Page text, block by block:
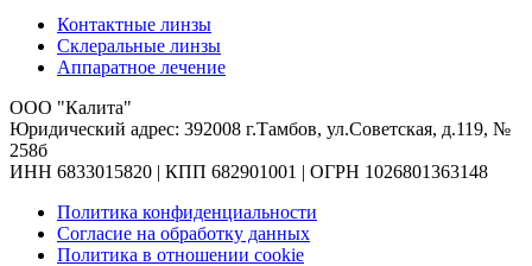
Контактные линзы
Склеральные линзы
Аппаратное лечение
ООО "Калита"
Юридический адрес: 392008 г.Тамбов, ул.Советская, д.119, №
258б
ИНН 6833015820 | КПП 682901001 | ОГРН 1026801363148
Политика конфиденциальности
Согласие на обработку данных
Политика в отношении cookie